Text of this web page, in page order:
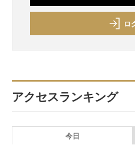
ロ
アクセスランキング
今日